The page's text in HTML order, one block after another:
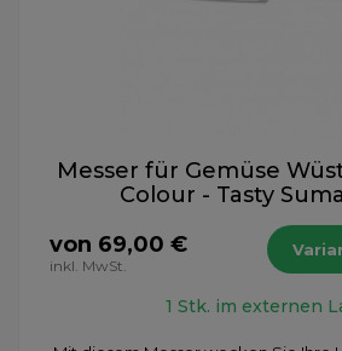
Messer für Gemüse
Colour - Tasty
von 69,00 €
inkl. MwSt.
1 Stk. im externen